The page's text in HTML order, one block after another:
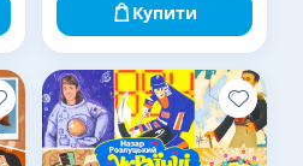
Купити